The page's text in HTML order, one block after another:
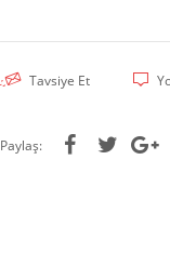
Tavsiye Et
Paylaş: